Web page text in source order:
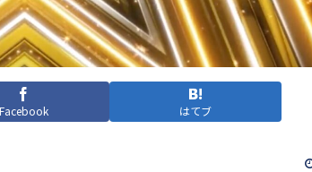
はてブ